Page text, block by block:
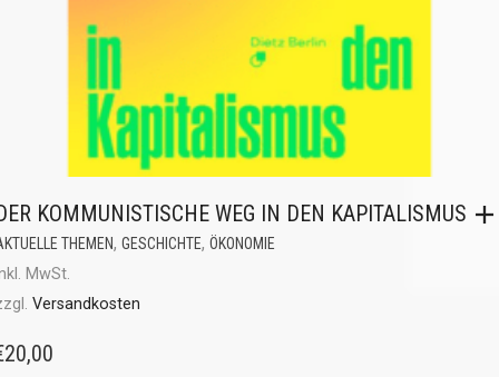
KOMMUNISTISCHE WEG IN DEN KAPITALISMUS
THEMEN, GESCHICHTE, ÖKONOMIE
MwSt.
Versandkosten
20,00